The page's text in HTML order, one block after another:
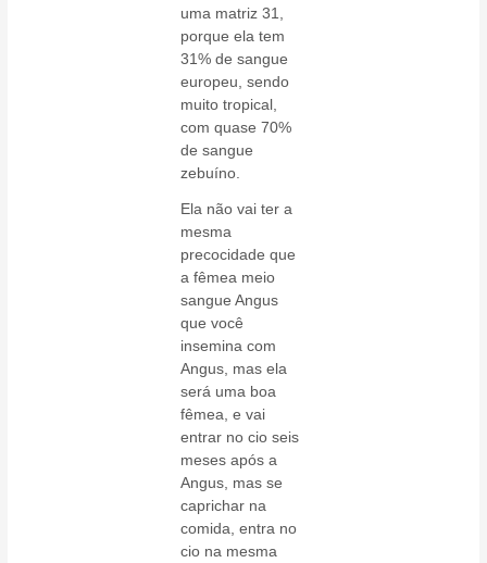
uma matriz 31,
porque ela tem
31% de sangue
europeu, sendo
muito tropical,
com quase 70%
de sangue
zebuíno.
Ela não vai ter a
mesma
precocidade que
a fêmea meio
sangue Angus
que você
insemina com
Angus, mas ela
será uma boa
fêmea, e vai
entrar no cio seis
meses após a
Angus, mas se
caprichar na
comida, entra no
cio na mesma